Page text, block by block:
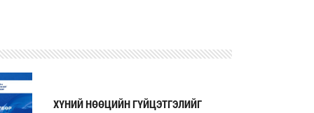
ХҮНИЙ НӨӨЦИЙН ГҮЙЦЭТГЭЛИЙГ